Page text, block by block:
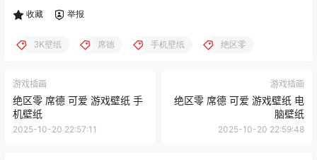
收藏 举报
3K壁纸 席德 手机壁纸 绝区零
游戏插画
绝区零 席德 可爱 游戏壁纸 手
机壁纸
2025-10-20 22:57:11
游戏插画
绝区零 席德 可爱 游戏壁纸 电
脑壁纸
2025-10-20 22:59:48